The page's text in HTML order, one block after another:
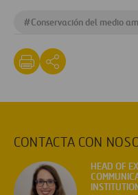
#Conservación del medio
CONTACTA CON
HEAD OF